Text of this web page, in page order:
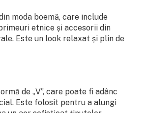
moda boemă, care include
etnice și accesorii din
Este un look relaxat și plin de
de „V”, care poate fi adânc
Este folosit pentru a alungi